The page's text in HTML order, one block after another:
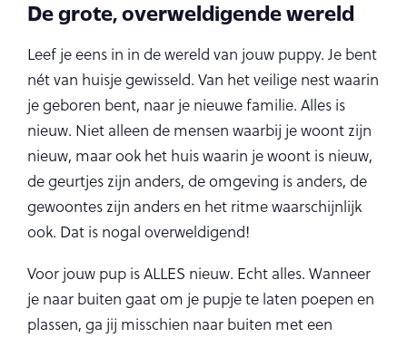
De grote, overweldigende wereld
Leef je eens in in de wereld van jouw puppy. Je bent
nét van huisje gewisseld. Van het veilige nest waarin
je geboren bent, naar je nieuwe familie. Alles is
nieuw. Niet alleen de mensen waarbij je woont zijn
nieuw, maar ook het huis waarin je woont is nieuw,
de geurtjes zijn anders, de omgeving is anders, de
gewoontes zijn anders en het ritme waarschijnlijk
ook. Dat is nogal overweldigend!
Voor jouw pup is ALLES nieuw. Echt alles. Wanneer
je naar buiten gaat om je pupje te laten poepen en
plassen, ga jij misschien naar buiten met een